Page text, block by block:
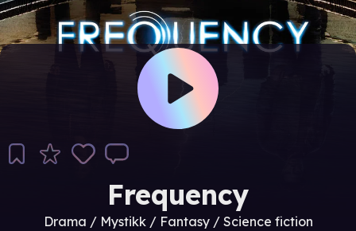
Frequency
Drama / Mystikk / Fantasy / Science fiction